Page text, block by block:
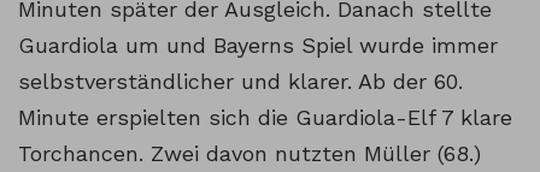
Minuten später der Ausgleich. Danach stellte
Guardiola um und Bayerns Spiel wurde immer
selbstverständlicher und klarer. Ab der 60.
Minute erspielten sich die Guardiola-Elf 7 klare
Torchancen. Zwei davon nutzten Müller (68.)